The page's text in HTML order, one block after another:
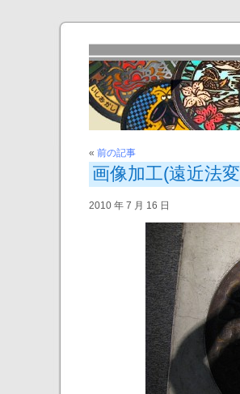
« 前の記事
画像加工(遠近法
2010 年 7 月 16 日